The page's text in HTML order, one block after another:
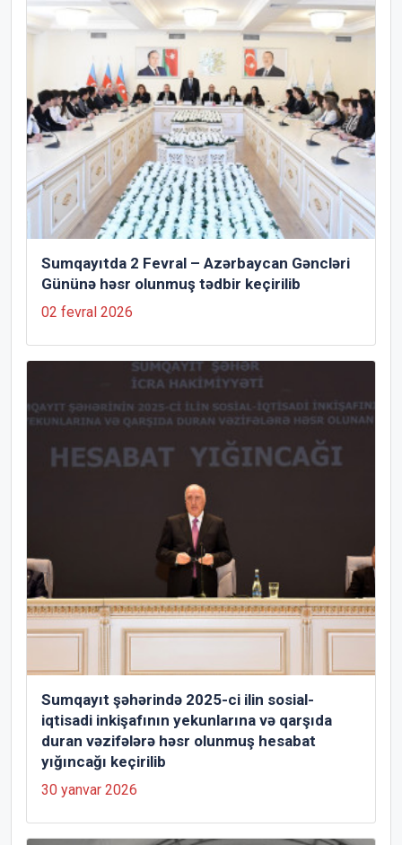
Sumqayıtda 2 Fevral – Azərbaycan Gəncləri
Gününə həsr olunmuş tədbir keçirilib
02 fevral 2026
Sumqayıt şəhərində 2025-ci ilin sosial-
iqtisadi inkişafının yekunlarına və qarşıda
duran vəzifələrə həsr olunmuş hesabat
yığıncağı keçirilib
30 yanvar 2026